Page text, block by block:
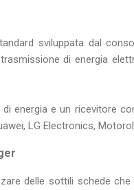
sviluppata dal
di energia
energia e un ricevitore
LG Electronics,
delle sottili schede